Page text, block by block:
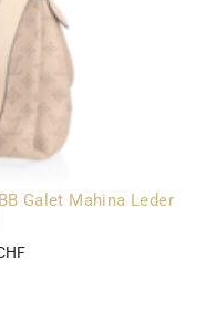
Galet Mahina Leder